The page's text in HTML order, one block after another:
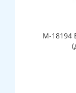
М-18194